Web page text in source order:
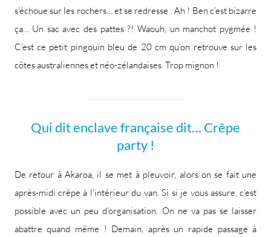
s’échoue sur les rochers… et se redresse . Ah ! Ben c’est bizarre
ça… Un sac avec des pattes ?! Waouh, un manchot pygmée !
C’est ce petit pingouin bleu de 20 cm qu’on retrouve sur les
côtes australiennes et néo-zélandaises. Trop mignon !
Qui dit enclave française dit… Crêpe
party !
De retour à Akaroa, il se met à pleuvoir, alors on se fait une
après-midi crêpe à l’intérieur du van. Si si je vous assure, c’est
possible avec un peu d’organisation. On ne va pas se laisser
abattre quand même ! Demain, après un rapide passage à